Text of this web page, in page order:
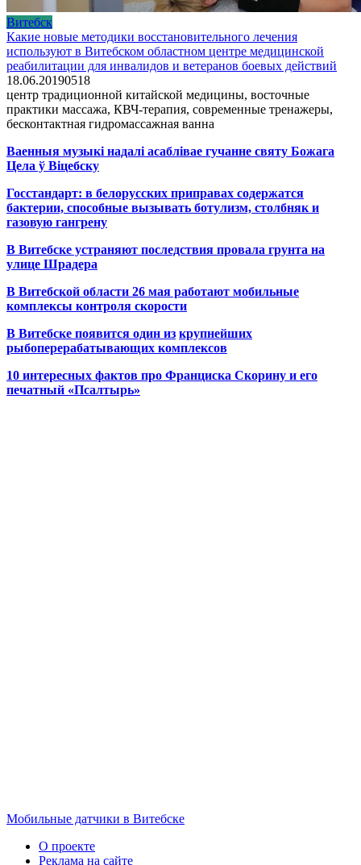
Витебск
Какие новые методики восстановительного лечения
используют в Витебском областном центре медицинской
реабилитации для инвалидов и ветеранов боевых действий
18.06.20190518
центр традиционной китайской медицины, восточные
практики массажа, КВЧ-терапия, современные тренажеры,
бесконтактная гидромассажная ванна
Ваенныя музыкі надалі асаблівае гучанне святу Божага
Цела ў Віцебску
Госстандарт: в белорусских приправах содержатся
бактерии, способные вызывать ботулизм, столбняк и
газовую гангрену
В Витебске устраняют последствия провала грунта на
улице Шрадера
В Витебской области 26 мая работают мобильные
комплексы контроля скорости
В Витебске появится один из крупнейших
рыбоперерабатывающих комплексов
10 интересных фактов про Франциска Скорину и его
печатный «Псалтырь»
Мобильные датчики в Витебске
О проекте
Реклама на сайте